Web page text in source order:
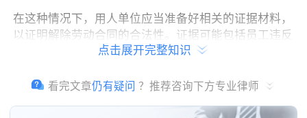
点击展开完整知识
在这种情况下，用人单位应当准备好相关的证据材料，
以证明解除劳动合同的合法性。证据可能包括员工违反
规章制度的记录、业绩不达标的评估等。
总之，处理员工拒绝解除劳动合同的情况，用人单位应
当依法依规行事，保障双方的合法权益。
看完文章仍有疑问 ？推荐咨询下方专业律师